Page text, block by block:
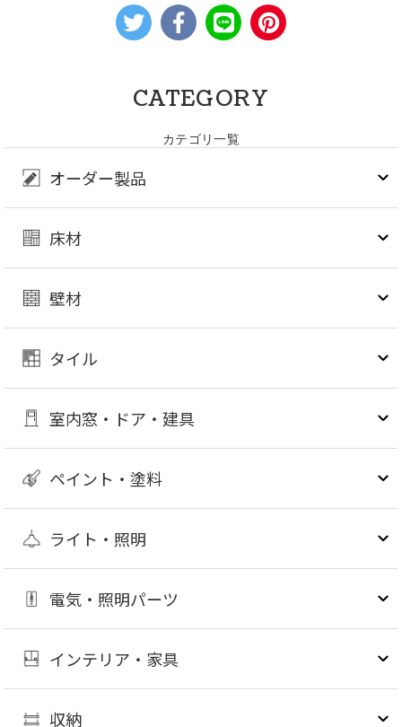
CATEGORY
カテゴリ一覧
オーダー製品
床材
壁材
タイル
室内窓・ドア・建具
ペイント・塗料
ライト・照明
電気・照明パーツ
インテリア・家具
収納